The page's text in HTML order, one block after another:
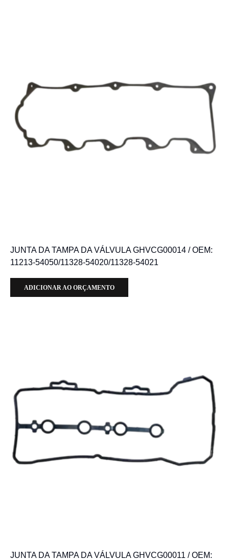
JUNTA DA TAMPA DA VÁLVULA GHVCG00014 / OEM:
11213-54050/11328-54020/11328-54021
ADICIONAR AO ORÇAMENTO
JUNTA DA TAMPA DA VÁLVULA GHVCG00011 / OEM: